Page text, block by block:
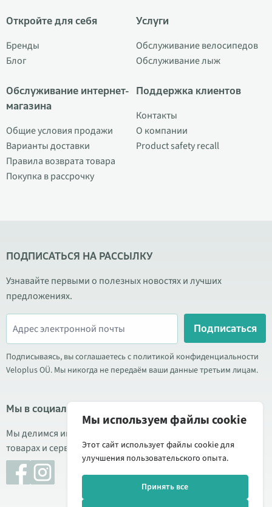
Откройте для себя
Бренды
Блог
Обслуживание интернет-
магазина
Общие условия продажи
Варианты доставки
Правила возврата товара
Покупка в рассрочку
Услуги
Обслуживание велосипедов
Обслуживание лыж
Поддержка клиентов
Контакты
О компании
Product safety recall
ПОДПИСАТЬСЯ НА РАССЫЛКУ
Узнавайте первыми о полезных новостях и лучших
предложениях.
Подписаться
Подписываясь, вы соглашаетесь с политикой конфиденциальности
Veloplus OÜ. Мы никогда не передаём ваши данные третьим лицам.
Мы в социальных сетях
Мы делимся информацией о выгодных акциях, новых
товарах и сервисе. Иногда публикуем обзоры продукции.
Мы используем файлы cookie
Этот сайт использует файлы cookie для
улучшения пользовательского опыта.
Принять все